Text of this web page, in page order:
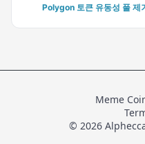
Polygon 토큰 유동성 풀 제
Meme
© 2026